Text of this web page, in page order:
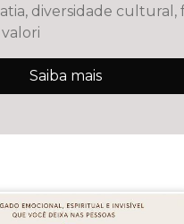
diversidade cultural,
Saiba mais